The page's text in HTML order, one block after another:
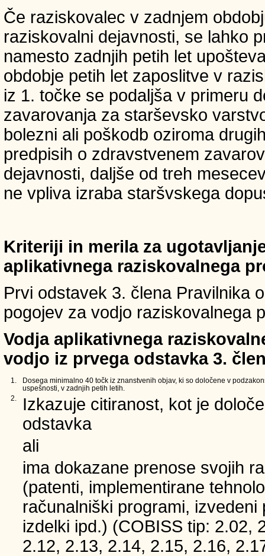
Če raziskovalec v zadnjem
raziskovalni dejavnosti, se lahko
namesto zadnjih petih let
obdobje petih let zaposlitve v
iz 1. točke se podaljša v primeru
zavarovanja za starševsko
bolezni ali poškodb oziroma
predpisih o zdravstvenem
dejavnosti, daljše od treh
ne vpliva izraba staršvskega
Kriteriji in merila za
aplikativnega raziskovalnega
Prvi odstavek 3. člena Pravilnika
pogojev za vodjo raziskovalnega
Vodja aplikativnega
vodjo iz prvega odstavka 3.
1.
Dosega minimalno 40 točk iz znanstvenih objav, ki so določene v
uspešnosti, v zadnjih petih letih.
2.
Izkazuje citiranost, kot je
odstavka
ali
ima dokazane prenose svojih
(patenti, implementirane
računalniški programi, izvedeni
izdelki ipd.) (COBISS tip: 2.02,
2.12, 2.13, 2.14, 2.15, 2.16,